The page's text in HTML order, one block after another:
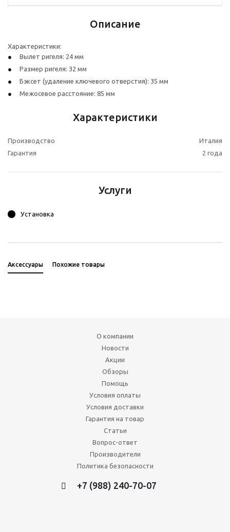
Описание
Характеристики:
Вылет ригеля: 24 мм
Размер ригеля: 32 мм
Бэксет (удаление ключевого отверстия): 35 мм
Межосевое расстояние: 85 мм
Характеристики
Производство
Италия
Гарантия
2 года
Услуги
Установка
Аксессуары Похожие товары
О компании
Новости
Акции
Обзоры
Помощь
Условия оплаты
Условия доставки
Гарантия на товар
Статьи
Вопрос-ответ
Производители
Политика безопасности
+7 (988) 240-70-07